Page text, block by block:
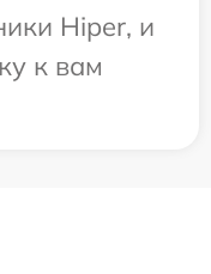
Hiper, и
к вам